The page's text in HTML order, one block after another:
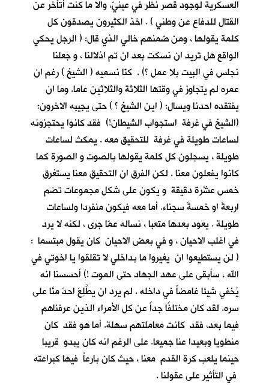
العسكرية لوجود قصر نظر في عينيّ، والا ما كنت أتأخر عن
القتال للدفاع عن وطني ) . اخذ الكثيرون يصدقون كل
كلمة يقولها ، ومن ضمنهم خالي الذي قال: ( الرجل يحكي
الواقع هل تريد ان نسكت بعد ان تم اذلالنا ، و جعلنا
نجلس في البيت بلا عمل ؟) . كنّا نسميه ( الشيخ ) رغم ان
عمره لم يتجاوز في وقتها الثلاثة والثلاثين عاما. وما ان
يفتقده احدنا ويسال: ( اين الشيخ ؟ ) حتى يجيبه الاخرون:
(الشيخ في غرفة استجواب الشيطان!) فقد كانوا يحتجزونه
لساعات طويلة في غرفة للتحقيق معه . يمكث لساعات
طويلة ، يسجلون كل كلمة يقولها بالصوت و الصورة كما
كانوا يفعلون معنا . لكن الفرق ان التحقيق معنا يستغرق
خمس عشْرة دقيقة و يكون على شكل مجموعات تضم
اربعةَ او خمسةَ سجناء. أما معه فيكون منفردا ولساعات
طويلة . يعود بعدها متعبا ، نساله عمّا جرى ، لكنه لا يرد
في اغلب الاحيان ، و في بعض الاحيان كان يقول مبتسما :
( لن يستطيعوا ان يغيروا ما بداخلي لا تقلقوا يا اخوتي في
الله ، سأبقى على عهد الجهاد حتى الموت !) أحسسنا انه
يُخفي شيئا غامضاً في داخله . لم يرد ان يطَّلِعَ احدٌ منَّا على
سره. لقد كان مختلفًا جداً عن كل الأمراء الذين عرفناهم
فيما بعد، فقد كانت معاملتهم سهلة. أما هو فقد كان
منطويا وبعيدا عنا جميعا. على الرغم انه كان يبدو قريبا
حينما يلعب كرة القدم معنا ، حيث كان بارعاً فيها كبراعته
في التأثير على عقولنا .